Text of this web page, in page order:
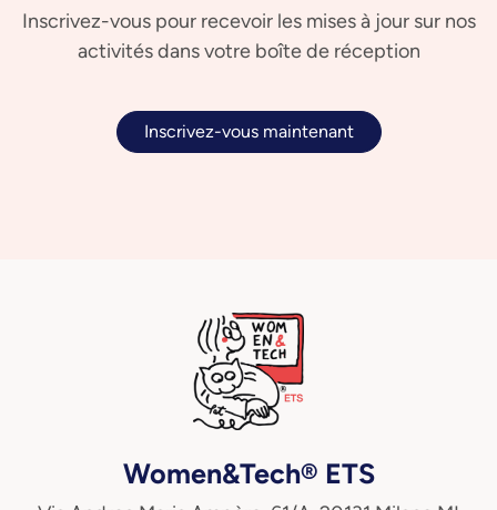
Inscrivez-vous pour recevoir les mises à jour sur nos
activités dans votre boîte de réception
Inscrivez-vous maintenant
Women&Tech® ETS